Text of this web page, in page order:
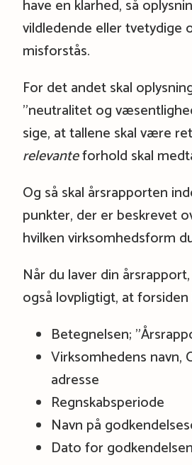
have en klarhed, så
vildledende eller tvetydige
misforstås.
For det andet skal
”neutralitet og
sige, at tallene skal være
relevanteforhold skal
Og så skal årsrapporten
punkter, der er beskrevet
hvilken virksomhedsform
Når du laver din
også lovpligtigt, at
Betegnelsen;
Virksomhedens navn,
adresse
Regnskabsperiode
Navn på
Dato for